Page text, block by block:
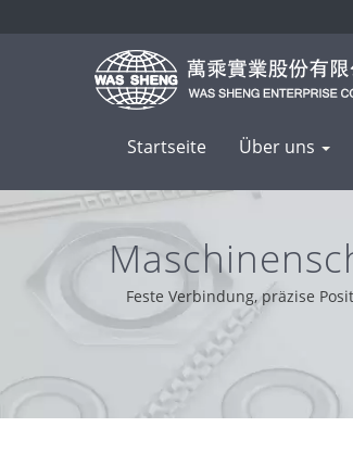
Startseite Über uns
Feste Verbindung, präzise
Bequemlichkeit und